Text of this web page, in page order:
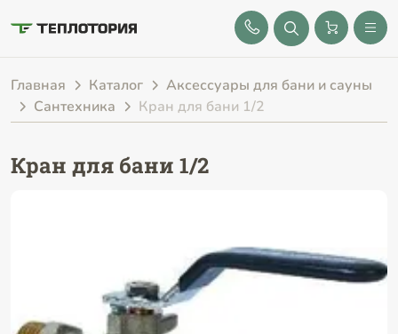
8 (843) 212-25-32
Главная Каталог
Аксессуары для бани и сауны
Сантехника
Кран для бани 1/2
Кран для бани 1/2